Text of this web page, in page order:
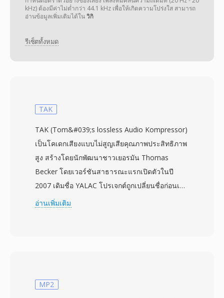
kHz) ต้องมีค่าไม่ต่ำกว่า 44.1 kHz เพื่อให้เกิดความโปร่งใส สามารถ
อ่านข้อมูลเพิ่มเติมได้ในวิกิ
รีเซ็ตทั้งหมด
TAK
TAK (Tom&#039;s lossless Audio Kompressor)
เป็นโคเดกเสียงแบบไม่สูญเสียคุณภาพประสิทธิภาพ
สูง สร้างโดยนักพัฒนาชาวเยอรมัน Thomas
Becker โดยเวอร์ชันสาธารณะแรกเปิดตัวในปี
2007 เดิมชื่อ YALAC โปรเจกต์ถูกเปลี่ยนชื่อก่อนเปิด
ตัวและได้รับการยอมรับอย่างรวดเร็วในด้าน
แข็งที่สำคัญที่สุดประการหนึ่งคือความเร็วในการ
อ่านเพิ่มเติม
MP2